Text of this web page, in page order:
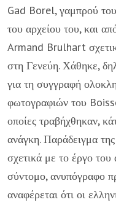
Gad Borel, γαμπρού
του αρχείου του, και
Armand Brulhart
στη Γενεύη. Χάθηκε,
για τη συγγραφή
φωτογραφιών του
οποίες τραβήχθηκαν,
ανάγκη. Παράδειγμα
σχετικά με το έργο του
σύντομο, ανυπόγραφο
αναφέρεται ότι οι